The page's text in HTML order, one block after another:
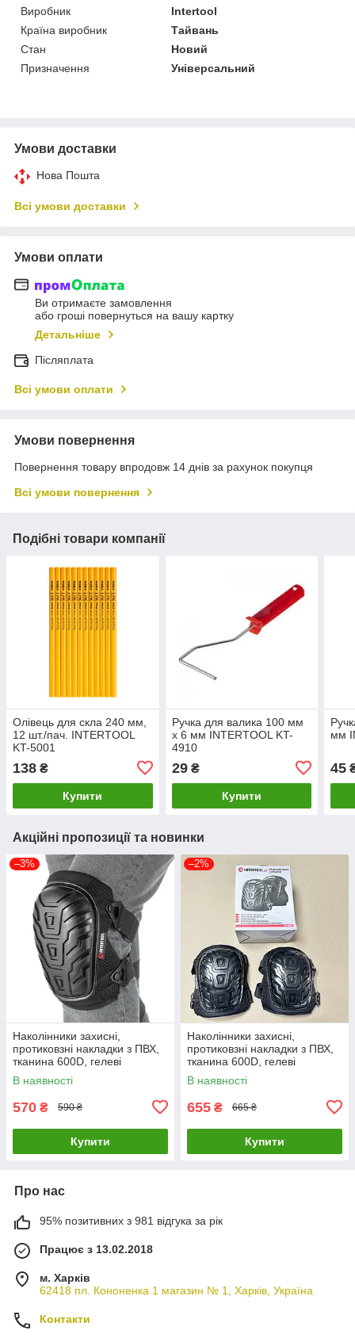
Виробник
Intertool
Країна виробник
Тайвань
Стан
Новий
Призначення
Універсальний
Умови доставки
Нова Пошта
Всі умови доставки
Умови оплати
Ви отримаєте замовлення
або гроші повернуться на вашу картку
Детальніше
Післяплата
Всі умови оплати
Умови повернення
Повернення товару впродовж 14 днів за рахунок покупця
Всі умови повернення
Подібні товари компанії
Олівець для скла 240 мм,
12 шт./пач. INTERTOOL
KT-5001
138 ₴
Купити
Ручка для валика 100 мм
x 6 мм INTERTOOL KT-
4910
29₴
Купити
мм
45
Акційні пропозиції та новинки
–3%
Наколінники захисні,
протиковзні накладки з ПВХ,
тканина 600D, гелеві
подушки, INTERTOOL SP-
0055
В наявності
570 ₴ 590 ₴
Купити
–2%
Наколінники захисні,
протиковзні накладки з ПВХ,
тканина 600D, гелеві
подушки, INTERTOOL SP-
0053
В наявності
655 ₴ 665 ₴
Купити
Про нас
95% позитивних з 981 відгука за рік
Працює з 13.02.2018
м. Харків
62418 пл. Кононенка 1 магазин № 1, Харків, Україна
Контакти